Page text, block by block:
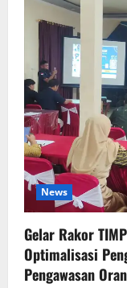
News
Gelar Rakor
Optimalisasi
Pengawasan